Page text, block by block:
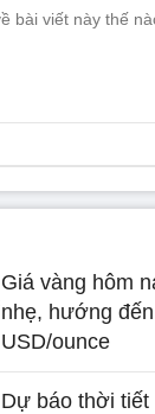
Giá vàng hôm
nhẹ, hướng
USD/ounce
Dự báo thời tiết